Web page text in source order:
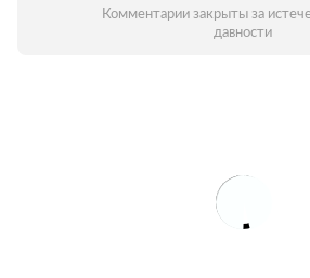
Комментарии закрыты за
давности